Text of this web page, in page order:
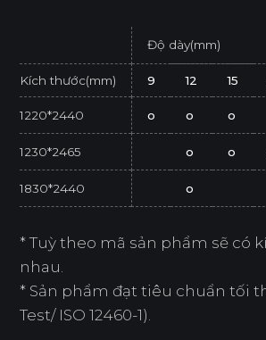
Độ dày(mm)
Kích thước(mm) 9 12 15
1220*2440 o o o
1230*2465 o o
1830*2440 o
* Tuỳ theo mã sản phẩm sẽ có
nhau.
* Sản phẩm đạt tiêu chuẩn tối
Test/ ISO 12460-1).